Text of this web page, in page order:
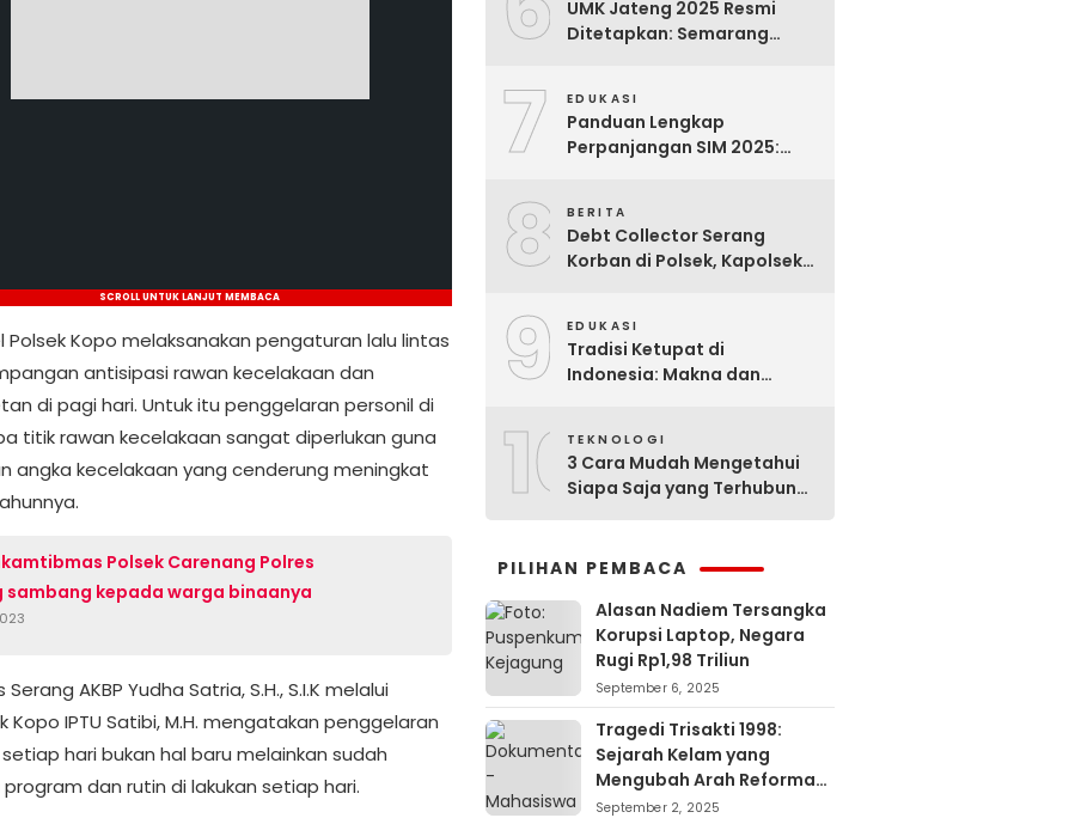
SCROLL UNTUK LANJUT MEMBACA
Polsek Kopo melaksanakan pengaturan lalu lintas
antisipasi rawan kecelakaan dan
di pagi hari. Untuk itu penggelaran personil di
titik rawan kecelakaan sangat diperlukan guna
angka kecelakaan yang cenderung meningkat
Polsek Carenang Polres
sambang kepada warga binaanya
AKBP Yudha Satria, S.H., S.I.K melalui
Kopo IPTU Satibi, M.H. mengatakan penggelaran
hari bukan hal baru melainkan sudah
dan rutin di lakukan setiap hari.
UMK Jateng 2025 Resmi
Ditetapkan: Semarang
7 EDUKASI
Panduan Lengkap
Perpanjangan SIM 2025:
8 BERITA
Debt Collector Serang
Korban di Polsek, Kapolsek
9 EDUKASI
Tradisi Ketupat di
Indonesia: Makna dan
10TEKNOLOGI
3 Cara Mudah Mengetahui
Siapa Saja yang Terhubung
PILIHAN PEMBACA
Alasan Nadiem Tersangka
Korupsi Laptop, Negara
Rugi Rp1,98 Triliun
September 6, 2025
Tragedi Trisakti 1998:
Sejarah Kelam yang
Mengubah Arah Reformasi
Indonesia
September 2, 2025